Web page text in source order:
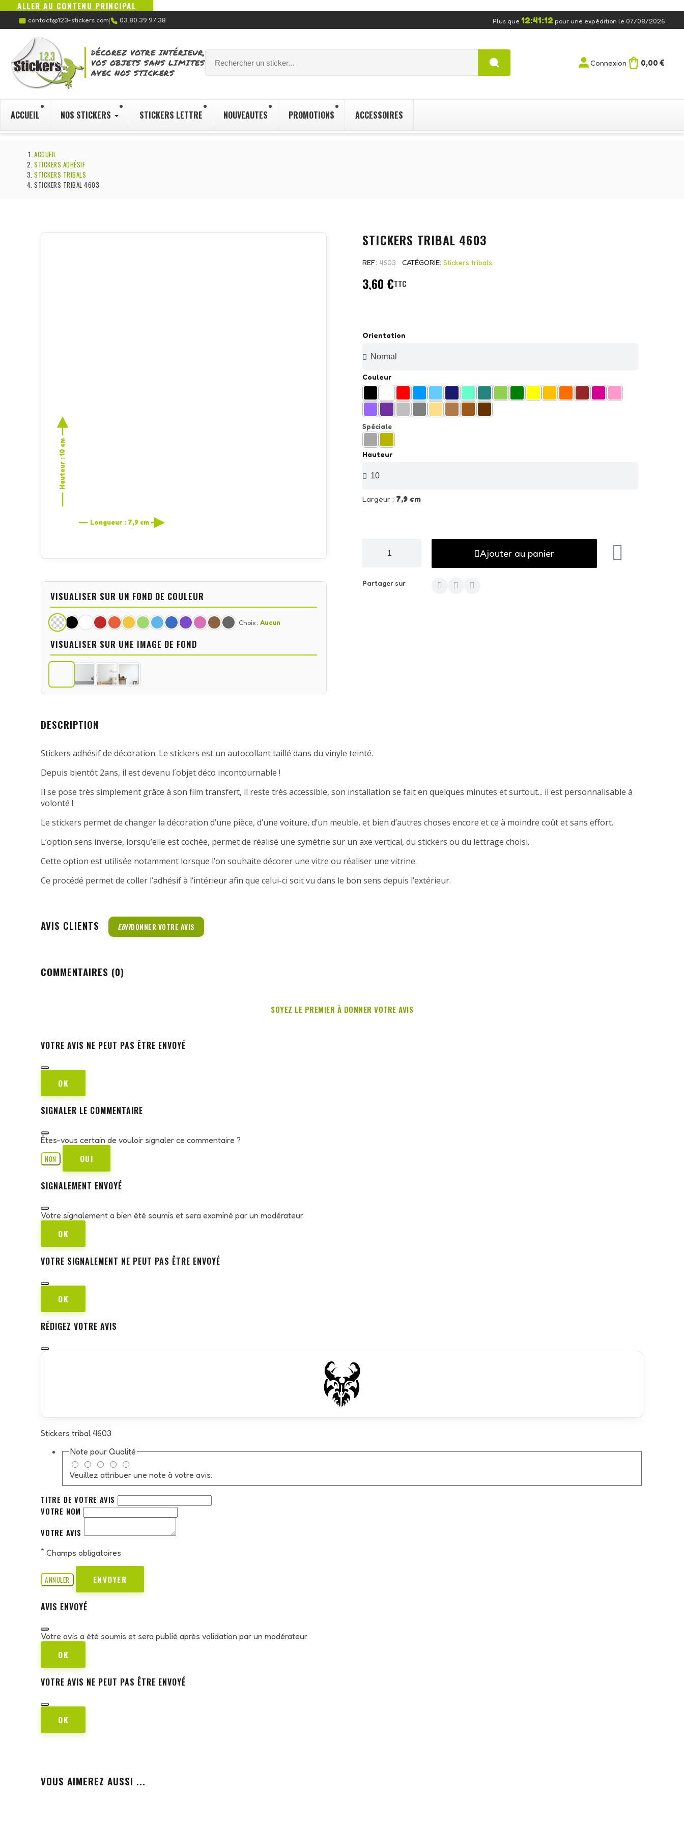
ALLER AU CONTENU PRINCIPAL
contact@123-stickers.com| 03.80.39.97.38 Plus que 12:41:12 pour une expédition le 07/08/2026
DÉCOREZ VOTRE INTÉRIEUR,
VOS OBJETS SANS LIMITES
AVEC NOS STICKERS
Connexion 0,00 €
ACCUEIL NOS STICKERS STICKERS LETTRE NOUVEAUTES PROMOTIONS ACCESSOIRES
ACCUEIL
STICKERS ADHÉSIF
STICKERS TRIBALS
STICKERS TRIBAL 4603
Hauteur : 10 cm
Longueur : 7,9 cm
VISUALISER SUR UN FOND DE COULEUR
Choix : Aucun
VISUALISER SUR UNE IMAGE DE FOND
STICKERS TRIBAL 4603
REF 4603 CATÉGORIE Stickers tribals
3,60 €TTC
Orientation
Couleur
Spéciale
Hauteur
Largeur : 7,9 cm
Ajouter au panier
Partager sur
DESCRIPTION
Stickers adhésif de décoration. Le stickers est un autocollant taillé dans du vinyle teinté.
Depuis bientôt 2ans, il est devenu l´objet déco incontournable !
Il se pose très simplement grâce à son film transfert, il reste très accessible, son installation se fait en quelques minutes et surtout... il est personnalisable à
volonté !
Le stickers permet de changer la décoration d’une pièce, d’une voiture, d’un meuble, et bien d’autres choses encore et ce à moindre coût et sans effort.
L’option sens inverse, lorsqu’elle est cochée, permet de réalisé une symétrie sur un axe vertical, du stickers ou du lettrage choisi.
Cette option est utilisée notamment lorsque l’on souhaite décorer une vitre ou réaliser une vitrine.
Ce procédé permet de coller l’adhésif à l’intérieur afin que celui-ci soit vu dans le bon sens depuis l’extérieur.
AVIS CLIENTS EDITDONNER VOTRE AVIS
COMMENTAIRES (0)
SOYEZ LE PREMIER À DONNER VOTRE AVIS
VOTRE AVIS NE PEUT PAS ÊTRE ENVOYÉ
OK
SIGNALER LE COMMENTAIRE
Êtes-vous certain de vouloir signaler ce commentaire ?
NON
OUI
SIGNALEMENT ENVOYÉ
Votre signalement a bien été soumis et sera examiné par un modérateur.
OK
VOTRE SIGNALEMENT NE PEUT PAS ÊTRE ENVOYÉ
OK
RÉDIGEZ VOTRE AVIS
Stickers tribal 4603
Note pour Qualité
Veuillez attribuer une note à votre avis.
TITRE DE VOTRE AVIS
VOTRE NOM
VOTRE AVIS
* Champs obligatoires
ANNULER ENVOYER
AVIS ENVOYÉ
Votre avis a été soumis et sera publié après validation par un modérateur.
OK
VOTRE AVIS NE PEUT PAS ÊTRE ENVOYÉ
OK
VOUS AIMEREZ AUSSI ...